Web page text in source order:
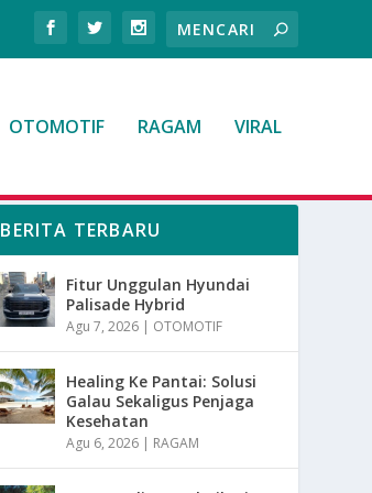
OTOMOTIF RAGAM VIRAL
BERITA TERBARU
Fitur Unggulan Hyundai
Palisade Hybrid
Agu 7, 2026 | OTOMOTIF
Healing Ke Pantai: Solusi
Galau Sekaligus Penjaga
Kesehatan
Agu 6, 2026 | RAGAM